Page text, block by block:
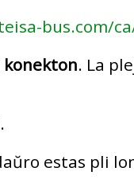
bus.com/
. La
estas pli